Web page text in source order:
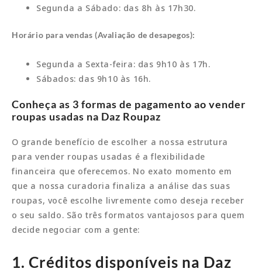
Segunda a Sábado: das 8h às 17h30.
Horário para vendas (Avaliação de desapegos):
Segunda a Sexta-feira: das 9h10 às 17h.
Sábados: das 9h10 às 16h.
Conheça as 3 formas de pagamento ao vender
roupas usadas na Daz Roupaz
O grande benefício de escolher a nossa estrutura
para vender roupas usadas é a flexibilidade
financeira que oferecemos. No exato momento em
que a nossa curadoria finaliza a análise das suas
roupas, você escolhe livremente como deseja receber
o seu saldo. São três formatos vantajosos para quem
decide negociar com a gente:
1. Créditos disponíveis na Daz